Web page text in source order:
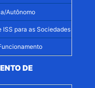
Autônomo
para as Sociedades Simples
DE